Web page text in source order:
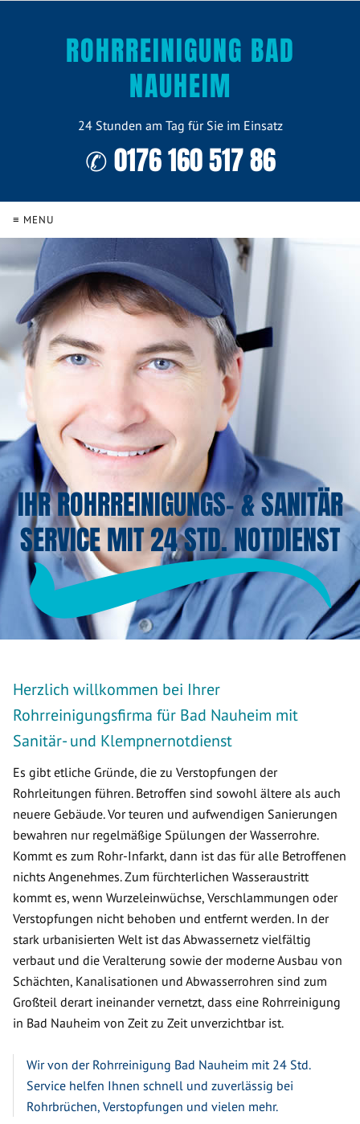
ROHRREINIGUNG BAD
NAUHEIM
24 Stunden am Tag für Sie im Einsatz
✆ 0176 160 517 86
≡ MENU
IHR ROHRREINIGUNGS- & SANITÄR
SERVICE MIT 24 STD. NOTDIENST
Herzlich willkommen bei Ihrer
Rohrreinigungsfirma für Bad Nauheim mit
Sanitär- und Klempnernotdienst
Es gibt etliche Gründe, die zu Verstopfungen der
Rohrleitungen führen. Betroffen sind sowohl ältere als auch
neuere Gebäude. Vor teuren und aufwendigen Sanierungen
bewahren nur regelmäßige Spülungen der Wasserrohre.
Kommt es zum Rohr-Infarkt, dann ist das für alle Betroffenen
nichts Angenehmes. Zum fürchterlichen Wasseraustritt
kommt es, wenn Wurzeleinwüchse, Verschlammungen oder
Verstopfungen nicht behoben und entfernt werden. In der
stark urbanisierten Welt ist das Abwassernetz vielfältig
verbaut und die Veralterung sowie der moderne Ausbau von
Schächten, Kanalisationen und Abwasserrohren sind zum
Großteil derart ineinander vernetzt, dass eine Rohrreinigung
in Bad Nauheim von Zeit zu Zeit unverzichtbar ist.
Wir von der Rohrreinigung Bad Nauheim mit 24 Std.
Service helfen Ihnen schnell und zuverlässig bei
Rohrbrüchen, Verstopfungen und vielen mehr.